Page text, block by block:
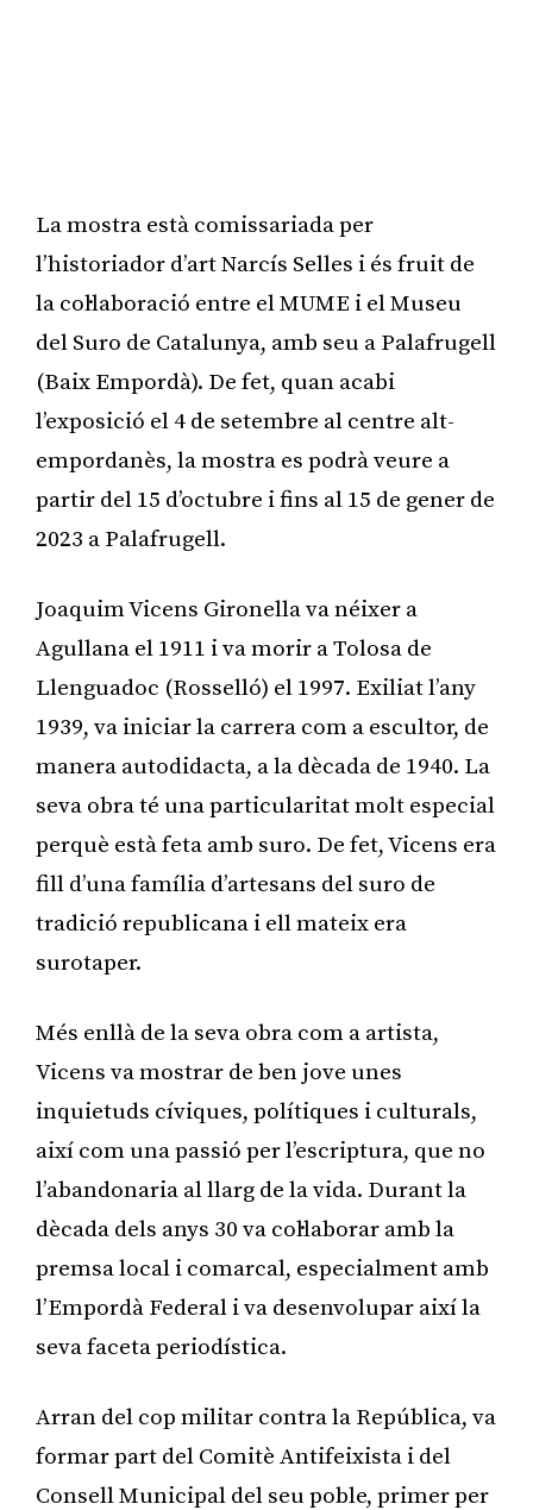
La mostra està comissariada per
l’historiador d’art Narcís Selles i és fruit de
la col·laboració entre el MUME i el Museu
del Suro de Catalunya, amb seu a Palafrugell
(Baix Empordà). De fet, quan acabi
l’exposició el 4 de setembre al centre alt-
empordanès, la mostra es podrà veure a
partir del 15 d’octubre i fins al 15 de gener de
2023 a Palafrugell.
Joaquim Vicens Gironella va néixer a
Agullana el 1911 i va morir a Tolosa de
Llenguadoc (Rosselló) el 1997. Exiliat l’any
1939, va iniciar la carrera com a escultor, de
manera autodidacta, a la dècada de 1940. La
seva obra té una particularitat molt especial
perquè està feta amb suro. De fet, Vicens era
fill d’una família d’artesans del suro de
tradició republicana i ell mateix era
surotaper.
Més enllà de la seva obra com a artista,
Vicens va mostrar de ben jove unes
inquietuds cíviques, polítiques i culturals,
així com una passió per l’escriptura, que no
l’abandonaria al llarg de la vida. Durant la
dècada dels anys 30 va col·laborar amb la
premsa local i comarcal, especialment amb
l’Empordà Federal i va desenvolupar així la
seva faceta periodística.
Arran del cop militar contra la República, va
formar part del Comitè Antifeixista i del
Consell Municipal del seu poble, primer per